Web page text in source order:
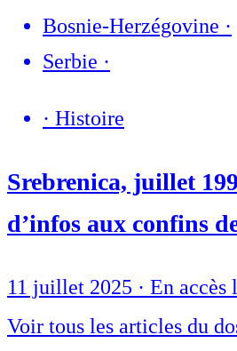
Bosnie-Herzégovine ·
Serbie ·
· Histoire
Srebrenica, juillet
d’infos aux confins
11 juillet 2025 · En accès
Voir tous les articles du